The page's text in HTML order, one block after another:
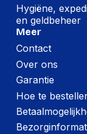
Hygiëne,
en geldbeheer
Meer
Contact
Over ons
Garantie
Hoe te